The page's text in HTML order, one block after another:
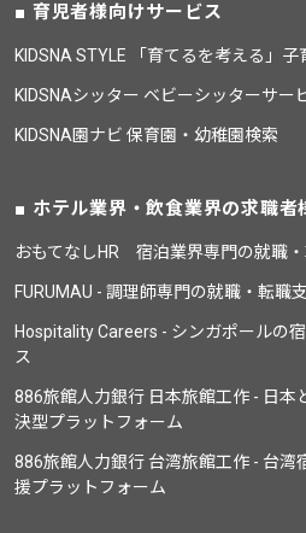
育児者様向けサービス
KIDSNA STYLE 「育てるを考える」
KIDSNAシッター ベビーシッターサー
KIDSNA園ナビ 保育園・幼稚園検索
ホテル業界・飲食業界の求職者
おもてなしHR 宿泊業界専門の就職
FURUMAU - 調理師専門の就職・転職
Hospitality Careers - シンガポールの
ス
886旅館人力銀行 日本旅館工作 - 日本
決型プラットフォーム
886旅館人力銀行 台湾旅館工作 - 台湾
援プラットフォーム